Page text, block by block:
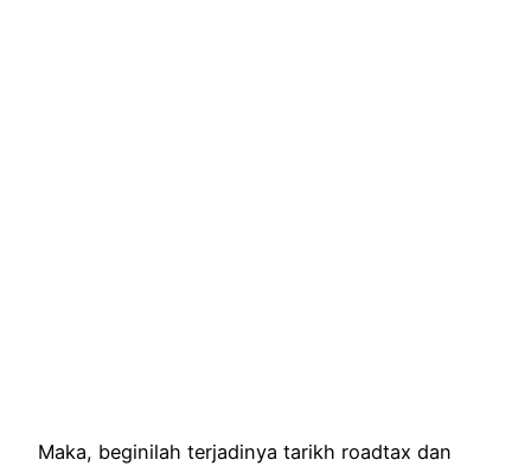
Maka, beginilah terjadinya tarikh roadtax dan